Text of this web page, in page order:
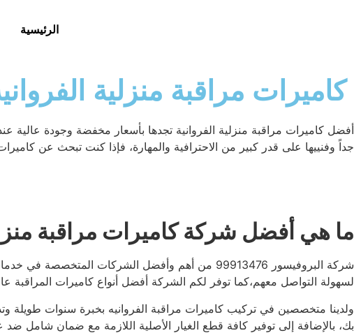
الرئيسية
كاميرات مراقبة منزلية الفروانية 99913476 سرعة ودقة في
أفضل كاميرات مراقبة منزلية الفروانية تجدها بأسعار مخفضة وجودة عالية
جداً وفنييها على قدر كبير من الاحترافية والمهارة، فإذا كنت تبحث عن
ما هي أفضل شركة كاميرات مراقبة
شركة البروفيسور 99913476 من أهم وأفضل الشركات
لسهولة التواصل معهم،كما توفر لكم الشركة أفضل أنواع كاميرات المراقبة
ولدينا متخصصين في تركيب كاميرات مراقبة الفروانيه بخبرة سنوات طويلة
بك، بالإضافة إلى توفير كافة قطع الغيار الأصلية اللازمة مع ضمان شامل